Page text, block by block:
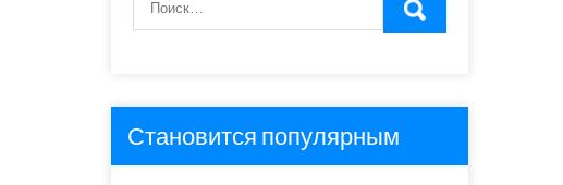
Становится популярным